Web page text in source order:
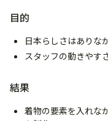
目的
日本らしさはありな
スタッフの動きやす
結果
着物の要素を入れな